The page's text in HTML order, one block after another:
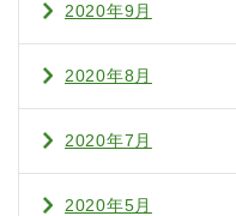
2020年9月
2020年8月
2020年7月
2020年5月